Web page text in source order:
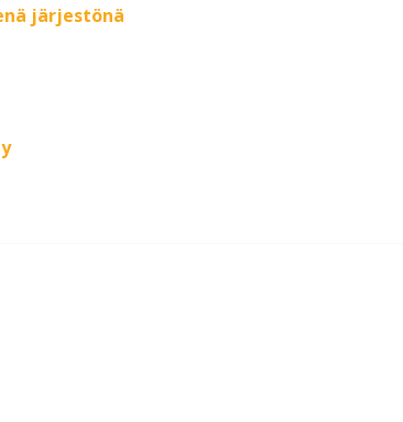
järjestönä